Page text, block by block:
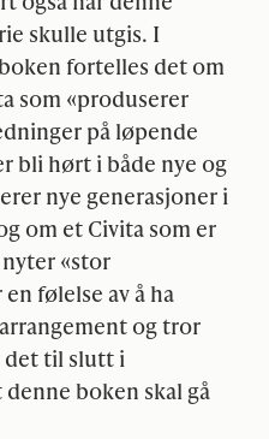
skulle utgis. I
fortelles det om
som «produserer
på løpende
bli hørt i både nye og
nye generasjoner i
om et Civita som er
«stor
følelse av å ha
og tror
det til slutt i
boken skal gå